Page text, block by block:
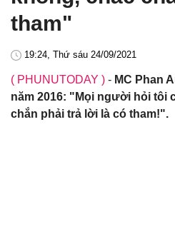
tham"
19:24, Thứ sáu 24/09/2021
( PHUNUTODAY ) - MC Phan
năm 2016: "Mọi người hỏi tôi
chắn phải trả lời là có tham!".